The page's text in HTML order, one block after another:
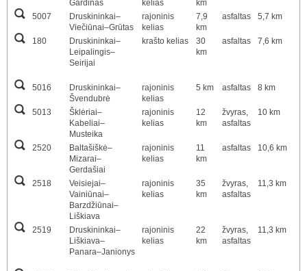
Gardinas kelias
km
5007
Druskininkai–
Viečiūnai–Grūtas
rajoninis
kelias
7,9
km
asfaltas 5,7 km
180
Druskininkai–
Leipalingis–
Seirijai
krašto kelias
30
km
asfaltas 7,6 km
5016
Druskininkai–
Švendubrė
rajoninis
kelias
5 km asfaltas 8 km
5013
Šklėriai–
Kabeliai–
Musteika
rajoninis
kelias
12
km
žvyras,
asfaltas
10 km
2520
Baltašiškė–
Mizarai–
Gerdašiai
rajoninis
kelias
11
km
asfaltas 10,6 km
2518
Veisiejai–
Vainiūnai–
Barzdžiūnai–
Liškiava
rajoninis
kelias
35
km
žvyras,
asfaltas
11,3 km
2519
Druskininkai–
Liškiava–
Panara–Janionys
rajoninis
kelias
22
km
žvyras,
asfaltas
11,3 km